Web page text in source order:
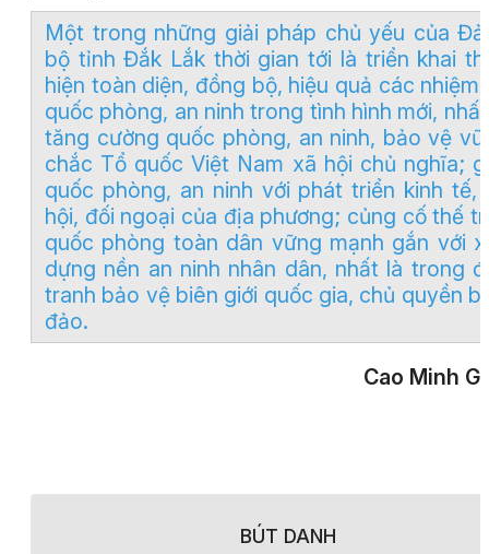
Một trong những giải pháp chủ yếu của
bộ tỉnh Đắk Lắk thời gian tới là triển khai
hiện toàn diện, đồng bộ, hiệu quả các nhiệm
quốc phòng, an ninh trong tình hình mới,
tăng cường quốc phòng, an ninh, bảo vệ
chắc Tổ quốc Việt Nam xã hội chủ nghĩa;
quốc phòng, an ninh với phát triển kinh tế,
hội, đối ngoại của địa phương; củng cố thế
quốc phòng toàn dân vững mạnh gắn với
dựng nền an ninh nhân dân, nhất là trong
tranh bảo vệ biên giới quốc gia, chủ quyền
đảo.
Cao Minh
BÚT DANH